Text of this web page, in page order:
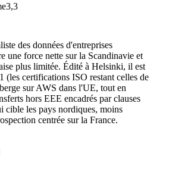
3,3
des données d'entreprises
une force nette sur la Scandinavie et
plus limitée. Édité à Helsinki, il est
(les certifications ISO restant celles de
sur AWS dans l'UE, tout en
hors EEE encadrés par clauses
cible les pays nordiques, moins
centrée sur la France.